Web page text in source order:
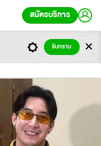
สมัครบริการ
รับทราบ